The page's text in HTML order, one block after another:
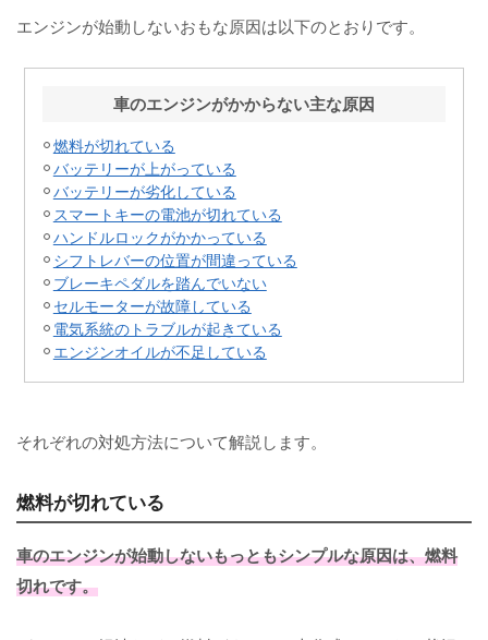
エンジンが始動しないおもな原因は以下のとおりです。
車のエンジンがかからない主な原因
燃料が切れている
バッテリーが上がっている
バッテリーが劣化している
スマートキーの電池が切れている
ハンドルロックがかかっている
シフトレバーの位置が間違っている
ブレーキペダルを踏んでいない
セルモーターが故障している
電気系統のトラブルが起きている
エンジンオイルが不足している
それぞれの対処方法について解説します。
燃料が切れている
車のエンジンが始動しないもっともシンプルな原因は、燃料
切れです。